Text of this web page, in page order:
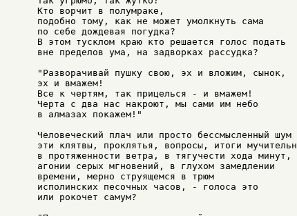
     Кто ворчит в полумраке,
     подобно тому, как не может умолкнуть сама
     по себе дождевая погудка?
     В этом тусклом краю кто решается голос подать
     вне пределов ума, на задворках рассудка?
     "Разворачивай пушку свою, эх и вложим, сынок,
     эх и вмажем!
     Все к чертям, так прицелься - и вмажем!
     Черта с два нас накроют, мы сами им небо
     в алмазах покажем!"
     Человеческий плач или просто бессмысленный шум
эти клятвы, проклятья, вопросы, итоги
в протяженности ветра, в тягучести хода минут,
     агонии серых мгновений, в глухом замедлении
     времени, мерно струящемся в трюм
     исполинских песочных часов, - голоса это
     или рокочет самум?